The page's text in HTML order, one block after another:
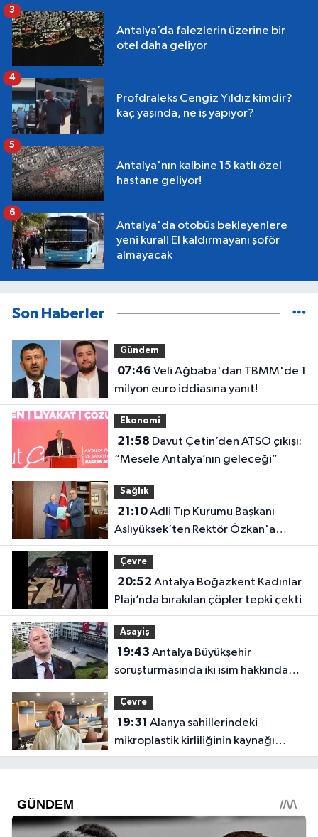
Antalya’da falezlerin üzerine bir
otel daha geliyor
3
Profdraleks Cengiz Yıldız kimdir?
kaç yaşında, ne iş yapıyor?
4
Antalya'nın kalbine 15 katlı özel
hastane geliyor!
5
Antalya'da otobüs bekleyenlere
yeni kural! El kaldırmayanı şoför
almayacak
6
Son Haberler
Gündem
07:46
milyon euro iddiasına yanıt!
Ekonomi
21:58
“Mesele Antalya’nın geleceği”
Sağlık
21:10Adli Tıp Kurumu Başkanı
Aslıyüksek’ten Rektör Özkan'a
davet
Çevre
20:52
Plajı’nda bırakılan çöpler tepki çekti
Asayiş
19:43
soruşturmasında iki isim hakkında
yeni karar
Çevre
19:31
mikroplastik kirliliğinin kaynağı
açıklandı